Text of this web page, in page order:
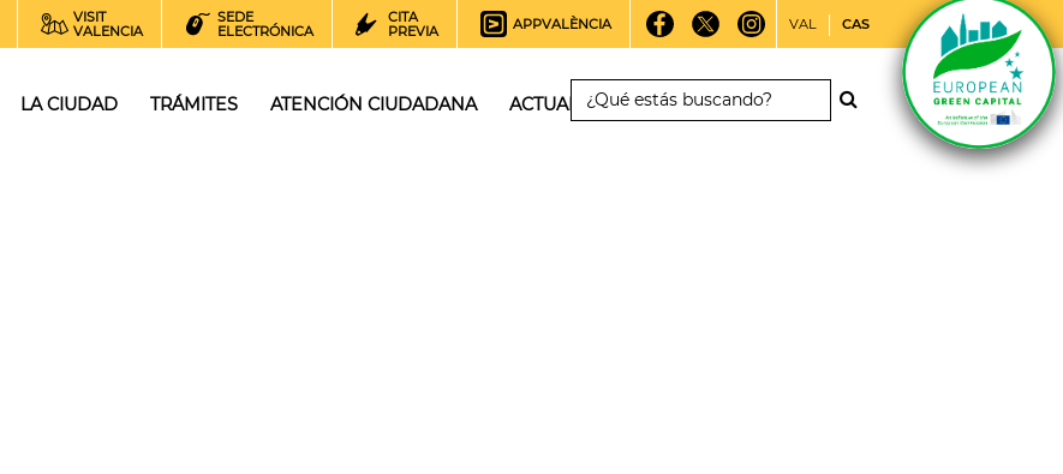
VISIT
VALENCIA
SEDE
ELECTRÓNICA
CITA
PREVIA
APPVALÈNCIA VAL CAS
LA CIUDAD TRÁMITES ATENCIÓN CIUDADANA ACTUALIDAD